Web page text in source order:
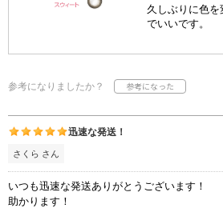
久しぶりに色
でいいです。
参考になりましたか？
迅速な発送！
さくら さん
いつも迅速な発送ありがとうございます！
助かります！